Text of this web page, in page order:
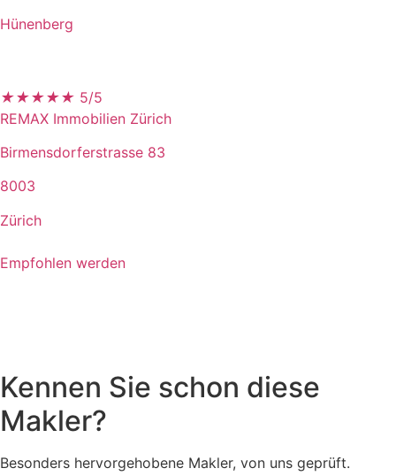
Hünenberg
★★★★★ 5/5
REMAX Immobilien Zürich
Birmensdorferstrasse 83
8003
Zürich
Empfohlen werden
Kennen Sie schon diese
Makler?
Besonders hervorgehobene Makler, von uns geprüft.